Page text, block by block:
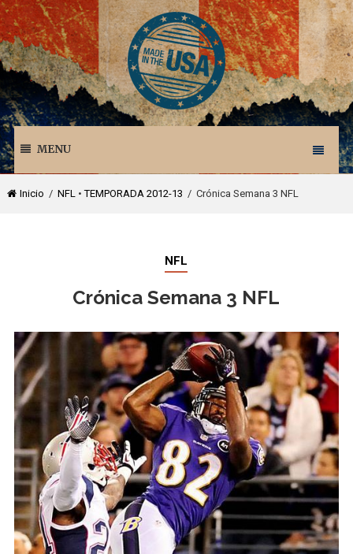
MENU
Inicio / NFL•TEMPORADA 2012-13 / Crónica Semana 3 NFL
NFL
Crónica Semana 3 NFL